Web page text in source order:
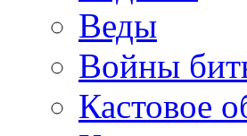
Веды
Войны
Кастовое